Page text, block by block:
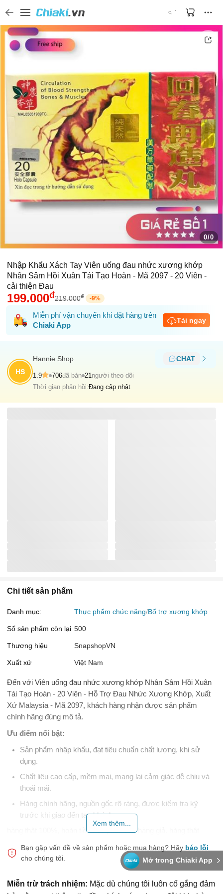
0/0
Mở trong Chiaki App
Nhập Khẩu Xách Tay Viên uống đau nhức xương khớp
Nhân Sâm Hồi Xuân Tái Tạo Hoàn - Mã 2097 - 20 Viên -
cải thiện Đau
199.000đ219.000đ -9%
Miễn phí vận chuyển khi đặt hàng trên
Chiaki App
Tải ngay
HS
Hannie Shop CHAT
1.9 706đã bán 21 người theo dõi
Thời gian phản hồi:Đang cập nhật
Chi tiết sản phẩm
Danh mục: Thực phẩm chức năng Bổ trợ xương khớp
Số sản phẩm còn lại 500
Thương hiệu SnapshopVN
Xuất xứ Việt Nam
Đến với Viên uống đau nhức xương khớp Nhân Sâm Hồi Xuân
Tái Tạo Hoàn - 20 Viên - Hỗ Trợ Đau Nhức Xương Khớp, Xuất
Xứ Malaysia - Mã 2097, khách hàng nhận được sản phẩm
chính hãng đúng mô tả.
Ưu điểm nổi bật:
Sản phẩm nhập khẩu, đạt tiêu chuẩn chất lượng, khi sử
dụng.
Chất liệu cao cấp, mềm mại, mang lại cảm giác dễ chịu và
thoải mái.
Hàng chính hãng, nguồn gốc rõ ràng, được kiểm tra kỹ
trước khi giao đến tay khách.
hàng thật 100%, hoàn tiền nếu phát hiện hàng giả. hàng thật
Lưu ý khi sử dụng:
Kiểm tra hạn sử dụng và tình trạng bao bì
trước khi dùng. Bảo quản nơi khô ráo, thoáng mát, tránh ánh
nắng trực tiếp.
Xem thêm...
Bạn gặp vấn đề về sản phẩm hoặc mua hàng? Hãy báo lỗi
cho chúng tôi.
Miễn trừ trách nhiệm: Mặc dù chúng tôi luôn cố gắng đảm